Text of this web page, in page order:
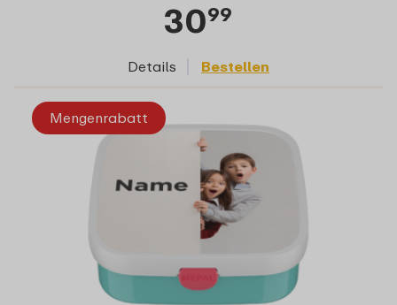
3099
Details Bestellen
Mengenrabatt